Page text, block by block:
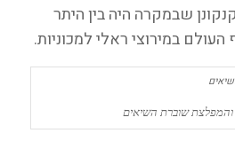
שבמקרה היה בין היתר
במירוצי ראלי למכוניות.
והמפלצת שוברת השיאים